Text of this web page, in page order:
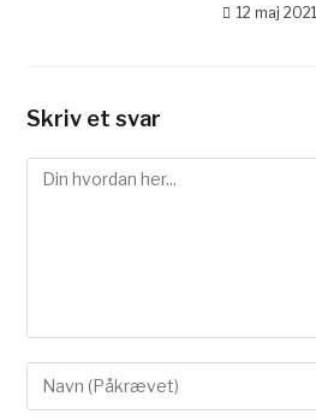
12 maj 2021
Skriv et svar